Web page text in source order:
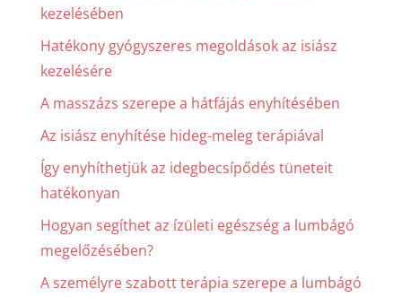
kezelésében
Hatékony gyógyszeres megoldások az isiász
kezelésére
A masszázs szerepe a hátfájás enyhítésében
Az isiász enyhítése hideg-meleg terápiával
Így enyhíthetjük az idegbecsípődés tüneteit
hatékonyan
Hogyan segíthet az ízületi egészség a lumbágó
megelőzésében?
A személyre szabott terápia szerepe a lumbágó